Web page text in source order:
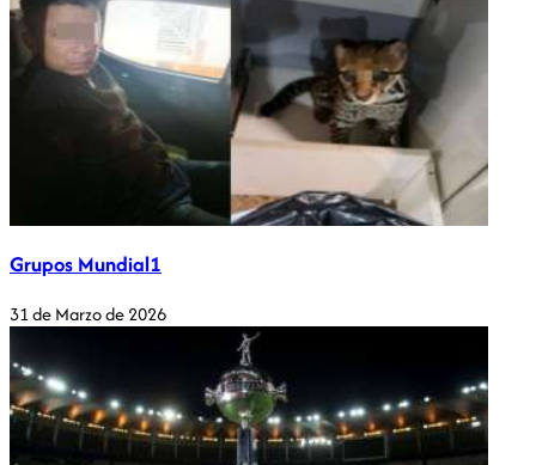
Grupos Mundial1
31 de Marzo de 2026